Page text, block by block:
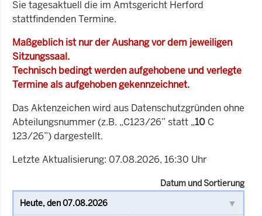
Sie tagesaktuell die im Amtsgericht Herford
stattfindenden Termine.
Maßgeblich ist nur der Aushang vor dem jeweiligen
Sitzungssaal.
Technisch bedingt werden aufgehobene und verlegte
Termine als aufgehoben gekennzeichnet.
Das Aktenzeichen wird aus Datenschutzgründen ohne
Abteilungsnummer (z.B. „C123/26” statt „10 C
123/26”) dargestellt.
Letzte Aktualisierung: 07.08.2026, 16:30 Uhr
Datum und Sortierung